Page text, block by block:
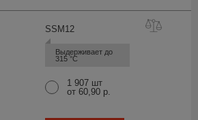
SSM 12
Выдерживает до
315 °С
1 907 шт
от 60,90 р.